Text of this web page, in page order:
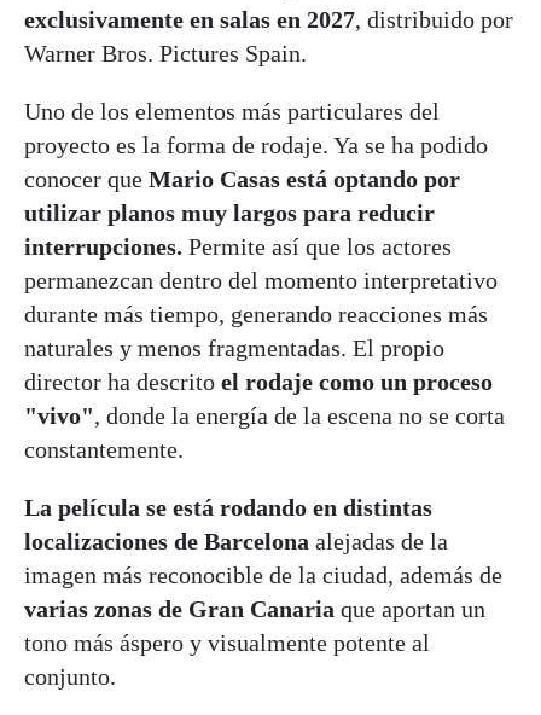
exclusivamente en salas en 2027, distribuido por
Warner Bros. Pictures Spain.
Uno de los elementos más particulares del
proyecto es la forma de rodaje. Ya se ha podido
conocer que Mario Casas está optando por
utilizar planos muy largos para reducir
interrupciones. Permite así que los actores
permanezcan dentro del momento interpretativo
durante más tiempo, generando reacciones más
naturales y menos fragmentadas. El propio
director ha descrito el rodaje como un proceso
"vivo", donde la energía de la escena no se corta
constantemente.
La película se está rodando en distintas
localizaciones de Barcelona alejadas de la
imagen más reconocible de la ciudad, además de
varias zonas de Gran Canaria que aportan un
tono más áspero y visualmente potente al
conjunto.